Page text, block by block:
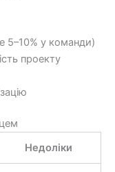
5–10% у команди)
проекту
Недоліки